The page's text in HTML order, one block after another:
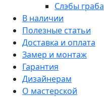
Слэбы граба
В наличии
Полезные статьи
Доставка и оплата
Замер и монтаж
Гарантия
Дизайнерам
О мастерской